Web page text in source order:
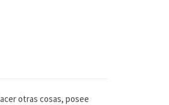
otras cosas, posee